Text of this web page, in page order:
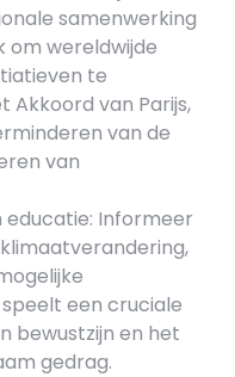
samenwerking
om wereldwijde
te
Akkoord van Parijs,
van de
van
Informeer
een cruciale
bewustzijn en het
gedrag.